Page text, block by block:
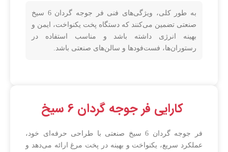
به طور کلی، ویژگی‌های فنی فر جوجه گردان 6 سیخ
صنعتی تضمین می‌کنند که دستگاه پخت یکنواخت، ایمن و
بهینه انرژی داشته باشد و مناسب استفاده در
رستوران‌ها، فست‌فودها و سالن‌های صنعتی باشد.
کارایی فر جوجه گردان 6 سیخ
فر جوجه گردان 6 سیخ صنعتی با طراحی حرفه‌ای خود،
عملکرد سریع، یکنواخت و بهینه در پخت مرغ ارائه می‌دهد و